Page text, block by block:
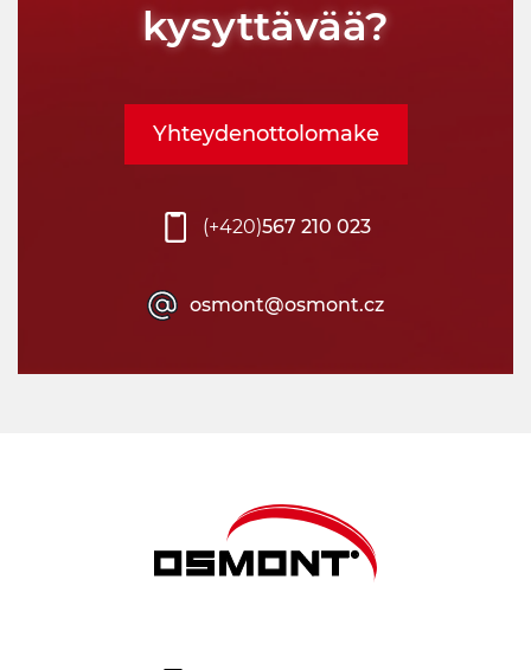
kysyttävää?
(+420)567 210 023
osmont@osmont.cz
Yhteydenottolomake